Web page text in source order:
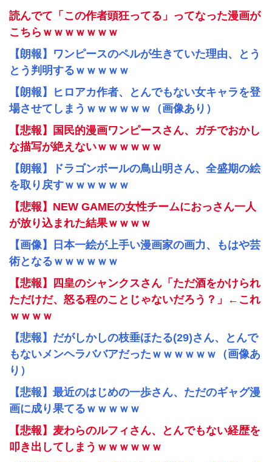
読んでて「この作者頭狂ってる」ってなった漫画が
こちらｗｗｗｗｗｗｗ
【朗報】ワンピースのペルが生きていた理由、とう
とう判明するｗｗｗｗｗ
【朗報】ヒロアカ作者、とんでもない女キャラを登
場させてしまうｗｗｗｗｗｗ（画像あり）
【悲報】国民的漫画ワンピースさん、ガチでおかし
な描写が絶えないｗｗｗｗｗｗ
【朗報】ドラゴンボールの鳥山明さん、全盛期の絵
を取り戻すｗｗｗｗｗｗ
【悲報】NEW GAMEの女性チームにおっさん一人
が放り込まれた結果ｗｗｗｗ
【画像】日本一絵が上手い漫画家の画力、もはや芸
術となるｗｗｗｗｗｗ
【悲報】四皇のシャンクスさん「ただ酒をかけられ
ただけだ、怒る程のことじゃないだろう？」←これ
ｗｗｗｗ
【悲報】だがしかしの枝垂ほたる(29)さん、とんで
もないメンヘラババアだったｗｗｗｗｗｗ（画像あ
り）
【悲報】最近のはじめの一歩さん、ただのギャグ漫
画に成り果てるｗｗｗｗｗ
【悲報】麦わらのルフィさん、とんでもない経歴を
叩き出してしまうｗｗｗｗｗｗ